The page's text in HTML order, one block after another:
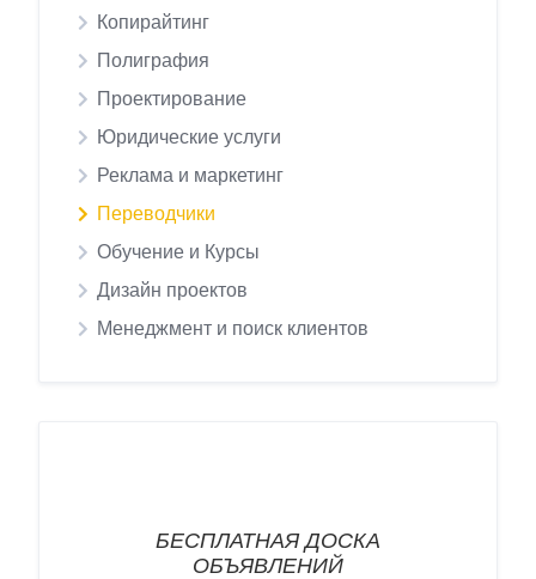
Копирайтинг
Полиграфия
Проектирование
Юридические услуги
Реклама и маркетинг
Переводчики
Обучение и Курсы
Дизайн проектов
Менеджмент и поиск клиентов
БЕСПЛАТНАЯ ДОСКА
ОБЪЯВЛЕНИЙ